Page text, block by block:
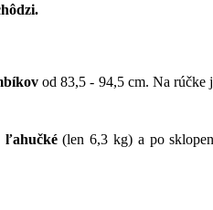
od 83,5 - 94,5 cm. Na rúčke
ľahučké(len 6,3 kg) a po